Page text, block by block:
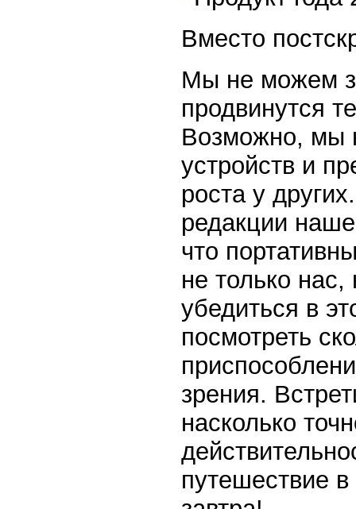
Вместо
Мы не можем
продвинутся
Возможно, мы
устройств и
роста у
редакции
что
не только
убедиться в
посмотреть
зрения.
насколько
путешествие